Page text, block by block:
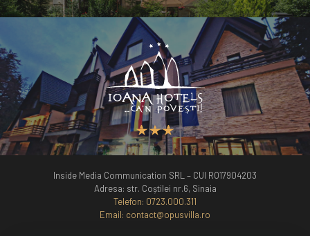
Inside Media Communication SRL – CUI RO17904203
Adresa: str. Coștilei nr.6, Sinaia
Telefon: 0723.000.311
Email: contact@opusvilla.ro